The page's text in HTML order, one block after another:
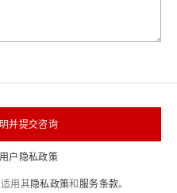
并提交咨询
户隐私政策
用其隐私政策和 服务条款。